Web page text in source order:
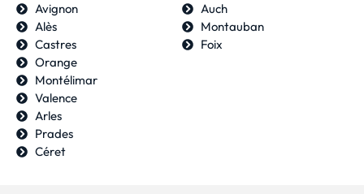
Avignon
Alès
Castres
Auch
Montauban
Foix
Orange
Montélimar
Valence
Arles
Prades
Céret